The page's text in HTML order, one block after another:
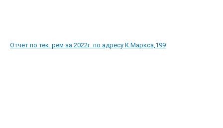
Отчет по тек. рем за 2022г. по адресу К.Маркса,199